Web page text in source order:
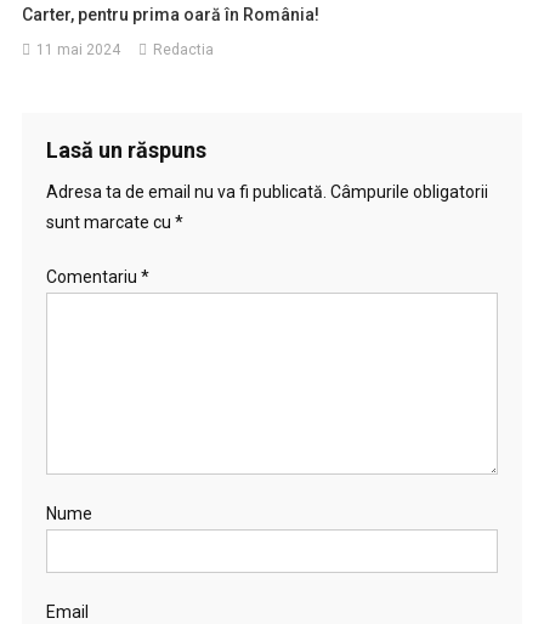
Carter, pentru prima oară în România!
11 mai 2024 Redactia
Lasă un răspuns
Adresa ta de email nu va fi publicată. Câmpurile obligatorii
sunt marcate cu *
Comentariu *
Nume
Email